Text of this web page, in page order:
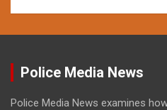
Police Media News
Police Media News examines